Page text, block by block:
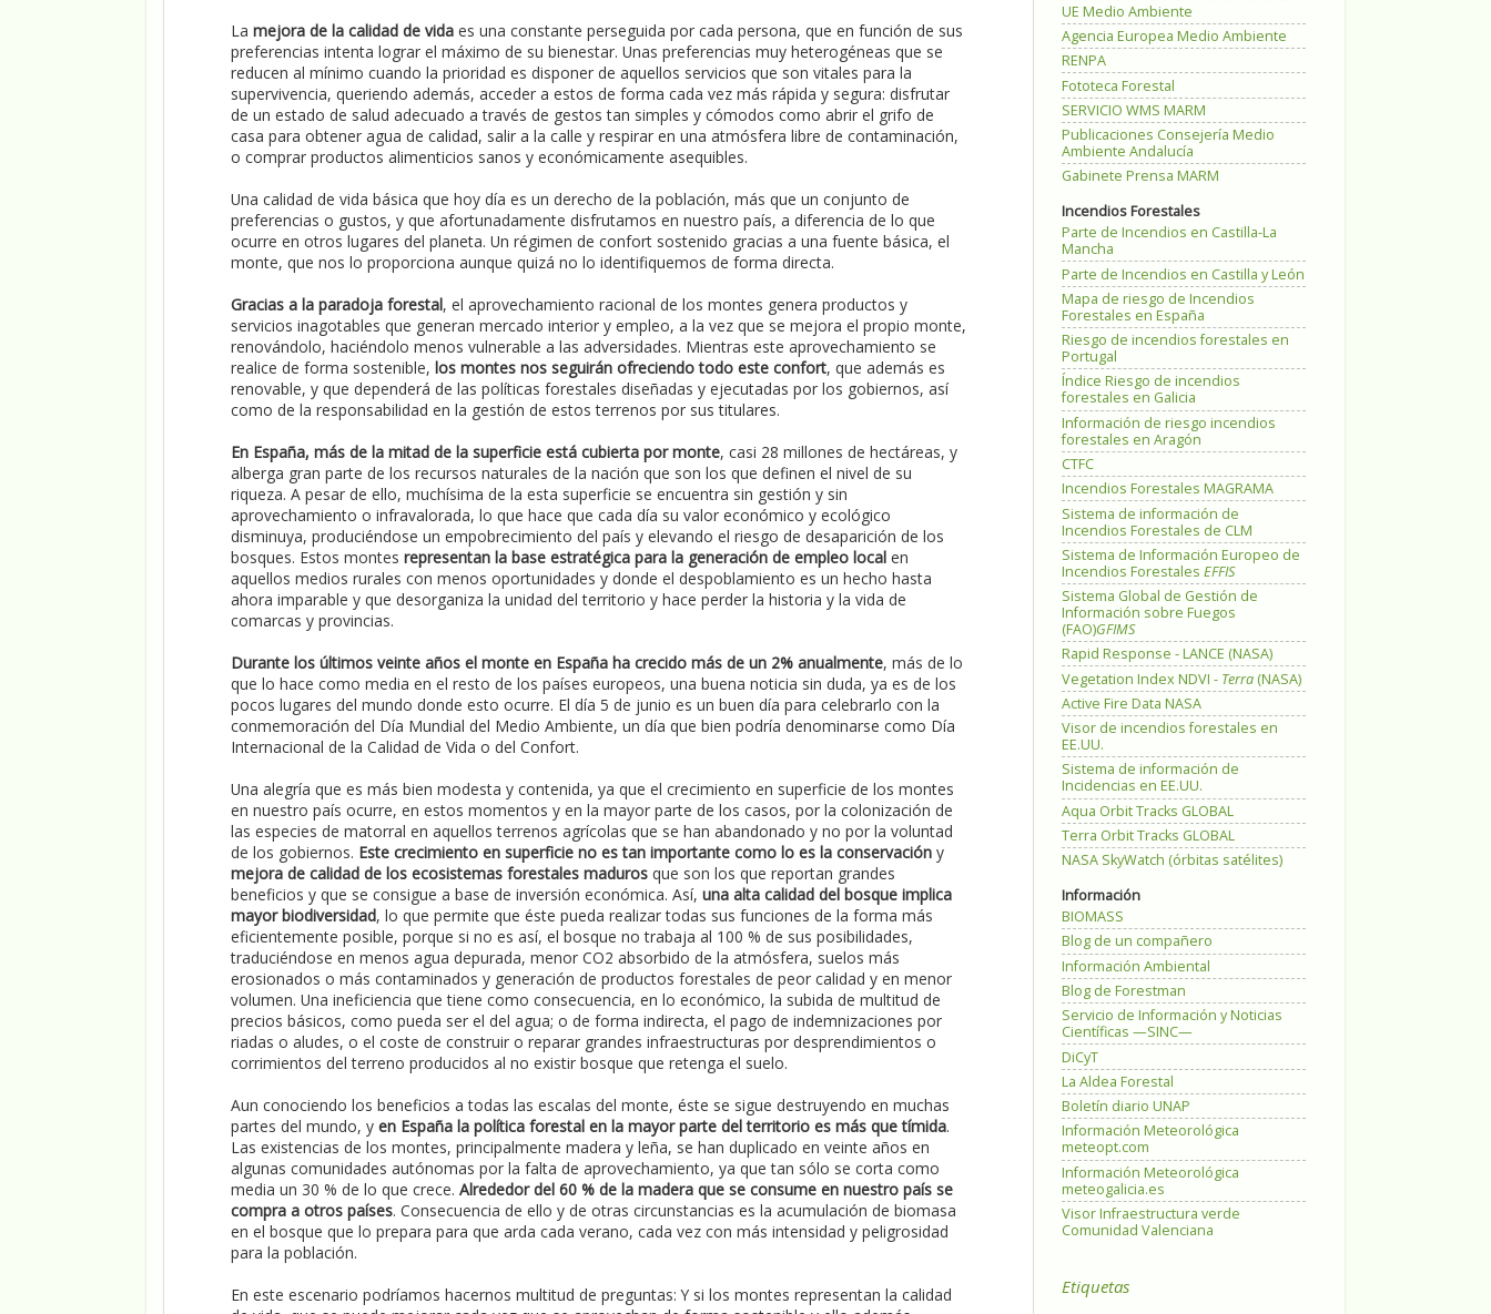
La mejora de la calidad de vida es una constante perseguida por cada persona, que en función de sus
preferencias intenta lograr el máximo de su bienestar. Unas preferencias muy heterogéneas que se
reducen al mínimo cuando la prioridad es disponer de aquellos servicios que son vitales para la
supervivencia, queriendo además, acceder a estos de forma cada vez más rápida y segura: disfrutar
de un estado de salud adecuado a través de gestos tan simples y cómodos como abrir el grifo de
casa para obtener agua de calidad, salir a la calle y respirar en una atmósfera libre de contaminación,
o comprar productos alimenticios sanos y económicamente asequibles.
Una calidad de vida básica que hoy día es un derecho de la población, más que un conjunto de
preferencias o gustos, y que afortunadamente disfrutamos en nuestro país, a diferencia de lo que
ocurre en otros lugares del planeta. Un régimen de confort sostenido gracias a una fuente básica, el
monte, que nos lo proporciona aunque quizá no lo identifiquemos de forma directa.
Gracias a la paradoja forestal, el aprovechamiento racional de los montes genera productos y
servicios inagotables que generan mercado interior y empleo, a la vez que se mejora el propio monte,
renovándolo, haciéndolo menos vulnerable a las adversidades. Mientras este aprovechamiento se
realice de forma sostenible, los montes nos seguirán ofreciendo todo este confort, que además es
renovable, y que dependerá de las políticas forestales diseñadas y ejecutadas por los gobiernos, así
como de la responsabilidad en la gestión de estos terrenos por sus titulares.
En España, más de la mitad de la superficie está cubierta por monte, casi 28 millones de hectáreas, y
alberga gran parte de los recursos naturales de la nación que son los que definen el nivel de su
riqueza. A pesar de ello, muchísima de la esta superficie se encuentra sin gestión y sin
aprovechamiento o infravalorada, lo que hace que cada día su valor económico y ecológico
disminuya, produciéndose un empobrecimiento del país y elevando el riesgo de desaparición de los
bosques. Estos montes representan la base estratégica para la generación de empleo local en
aquellos medios rurales con menos oportunidades y donde el despoblamiento es un hecho hasta
ahora imparable y que desorganiza la unidad del territorio y hace perder la historia y la vida de
comarcas y provincias.
Durante los últimos veinte años el monte en España ha crecido más de un 2% anualmente, más de lo
que lo hace como media en el resto de los países europeos, una buena noticia sin duda, ya es de los
pocos lugares del mundo donde esto ocurre. El día 5 de junio es un buen día para celebrarlo con la
conmemoración del Día Mundial del Medio Ambiente, un día que bien podría denominarse como Día
Internacional de la Calidad de Vida o del Confort.
Una alegría que es más bien modesta y contenida, ya que el crecimiento en superficie de los montes
en nuestro país ocurre, en estos momentos y en la mayor parte de los casos, por la colonización de
las especies de matorral en aquellos terrenos agrícolas que se han abandonado y no por la voluntad
de los gobiernos. Este crecimiento en superficie no es tan importante como lo es la conservación y
mejora de calidad de los ecosistemas forestales maduros que son los que reportan grandes
beneficios y que se consigue a base de inversión económica. Así, una alta calidad del bosque implica
mayor biodiversidad, lo que permite que éste pueda realizar todas sus funciones de la forma más
eficientemente posible, porque si no es así, el bosque no trabaja al 100 % de sus posibilidades,
traduciéndose en menos agua depurada, menor CO2 absorbido de la atmósfera, suelos más
erosionados o más contaminados y generación de productos forestales de peor calidad y en menor
volumen. Una ineficiencia que tiene como consecuencia, en lo económico, la subida de multitud de
precios básicos, como pueda ser el del agua; o de forma indirecta, el pago de indemnizaciones por
riadas o aludes, o el coste de construir o reparar grandes infraestructuras por desprendimientos o
corrimientos del terreno producidos al no existir bosque que retenga el suelo.
Aun conociendo los beneficios a todas las escalas del monte, éste se sigue destruyendo en muchas
partes del mundo, y en España la política forestal en la mayor parte del territorio es más que tímida.
Las existencias de los montes, principalmente madera y leña, se han duplicado en veinte años en
algunas comunidades autónomas por la falta de aprovechamiento, ya que tan sólo se corta como
media un 30 % de lo que crece. Alrededor del 60 % de la madera que se consume en nuestro país se
compra a otros países. Consecuencia de ello y de otras circunstancias es la acumulación de biomasa
en el bosque que lo prepara para que arda cada verano, cada vez con más intensidad y peligrosidad
para la población.
En este escenario podríamos hacernos multitud de preguntas: Y si los montes representan la calidad
UE Medio Ambiente
Agencia Europea Medio Ambiente
RENPA
Fototeca Forestal
SERVICIO WMS MARM
Publicaciones Consejería Medio
Ambiente Andalucía
Gabinete Prensa MARM
Incendios Forestales
Parte de Incendios en Castilla-La
Mancha
Parte de Incendios en Castilla y León
Mapa de riesgo de Incendios
Forestales en España
Riesgo de incendios forestales en
Portugal
Índice Riesgo de incendios
forestales en Galicia
Información de riesgo incendios
forestales en Aragón
CTFC
Incendios Forestales MAGRAMA
Sistema de información de
Incendios Forestales de CLM
Sistema de Información Europeo de
Incendios Forestales EFFIS
Sistema Global de Gestión de
Información sobre Fuegos
(FAO)GFIMS
Rapid Response - LANCE (NASA)
Vegetation Index NDVI - Terra (NASA)
Active Fire Data NASA
Visor de incendios forestales en
EE.UU.
Sistema de información de
Incidencias en EE.UU.
Aqua Orbit Tracks GLOBAL
Terra Orbit Tracks GLOBAL
NASA SkyWatch (órbitas satélites)
Información
BIOMASS
Blog de un compañero
Información Ambiental
Blog de Forestman
Servicio de Información y Noticias
Científicas —SINC—
DiCyT
La Aldea Forestal
Boletín diario UNAP
Información Meteorológica
meteopt.com
Información Meteorológica
meteogalicia.es
Visor Infraestructura verde
Comunidad Valenciana
Etiquetas